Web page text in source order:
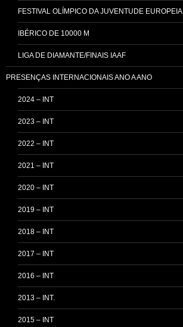
FESTIVAL OLÍMPICO DA JUVENTUDE EUROPEIA
IBÉRICO DE 10000 M
LIGA DE DIAMANTE/FINAIS IAAF
PRESENÇAS INTERNACIONAIS ANO A ANO
2024 – INT
2023 – INT
2022 – INT
2021 – INT
2020 – INT
2019 – INT
2018 – INT
2017 – INT
2016 – INT
2013 – INT.
2015 – INT